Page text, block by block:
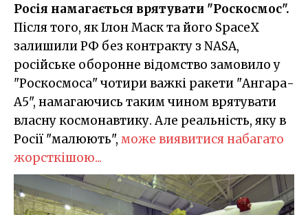
Росія намагається врятувати "Роскосмос".
Після того, як Ілон Маск та його SpaceX
залишили РФ без контракту з NASA,
російське оборонне відомство замовило у
"Роскосмоса" чотири важкі ракети "Ангара-
А5", намагаючись таким чином врятувати
власну космонавтику. Але реальність, яку в
Росії "малюють", може виявитися набагато
жорсткішою...